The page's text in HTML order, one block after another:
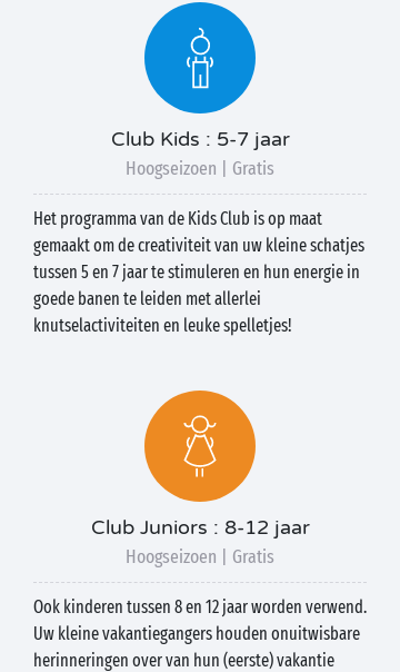
Club Kids : 5-7 jaar
Hoogseizoen | Gratis
Het programma van de Kids Club is op maat
gemaakt om de creativiteit van uw kleine schatjes
tussen 5 en 7 jaar te stimuleren en hun energie in
goede banen te leiden met allerlei
knutselactiviteiten en leuke spelletjes!
Club Juniors : 8-12 jaar
Hoogseizoen | Gratis
Ook kinderen tussen 8 en 12 jaar worden verwend.
Uw kleine vakantiegangers houden onuitwisbare
herinneringen over van hun (eerste) vakantie